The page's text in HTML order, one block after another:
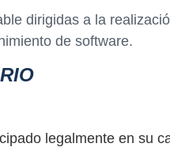
dirigidas a la
de software.
legalmente en su